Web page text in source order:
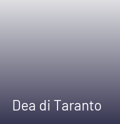
Dea di Taranto